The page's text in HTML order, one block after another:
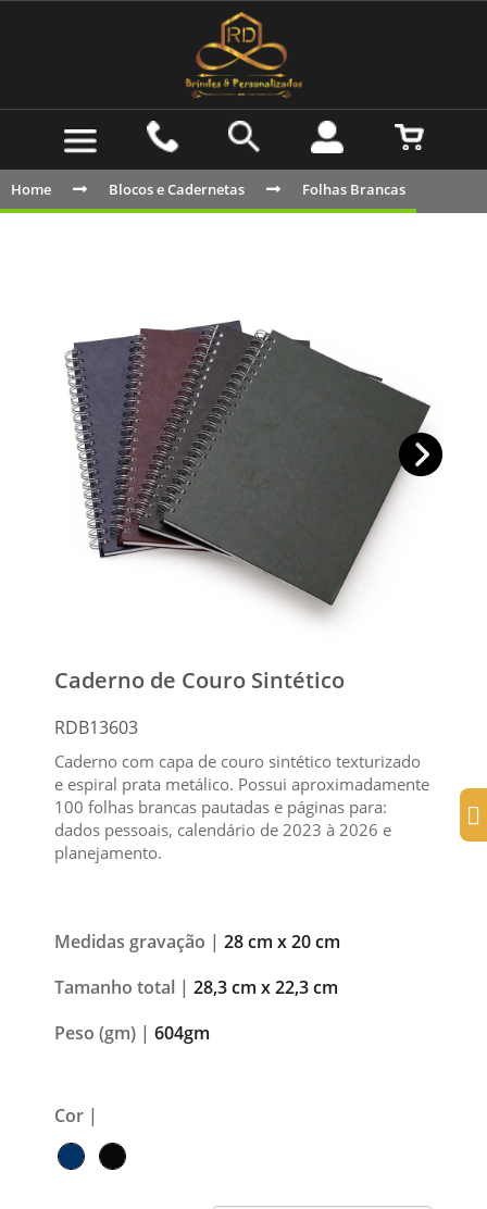
Home Blocos e Cadernetas Folhas Brancas
Caderno de Couro Sintético
RDB13603
Caderno com capa de couro sintético texturizado
e espiral prata metálico. Possui aproximadamente
100 folhas brancas pautadas e páginas para:
dados pessoais, calendário de 2023 à 2026 e
planejamento.
Medidas gravação | 28 cm x 20 cm
Tamanho total | 28,3 cm x 22,3 cm
Peso (gm) | 604gm
Cor |